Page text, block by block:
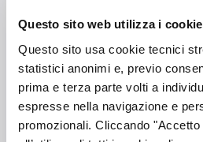
Questo sito web utilizza i cookie
Questo sito usa cookie tecnici
statistici anonimi e, previo
prima e terza parte volti a
espresse nella navigazione e
promozionali. Cliccando
DIMENSIONI
BAGAGLIAIO
POSTI